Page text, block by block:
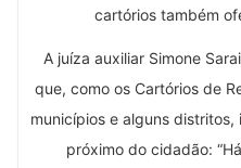
cartórios também
A juíza auxiliar Simone
que, como os Cartórios de
municípios e alguns
próximo do cidadão: